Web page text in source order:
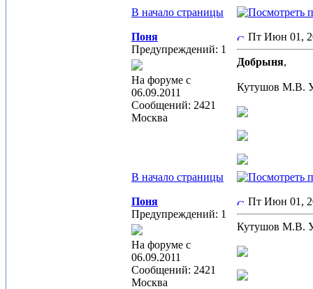
В начало страницы
Поня
Предупреждений: 1
На форуме с
06.09.2011
Сообщений: 2421
Москва
Пт Июн 01,
Добрыня,
Кутушов М.В.
В начало страницы
Поня
Предупреждений: 1
На форуме с
06.09.2011
Сообщений: 2421
Москва
Пт Июн 01,
Кутушов М.В.